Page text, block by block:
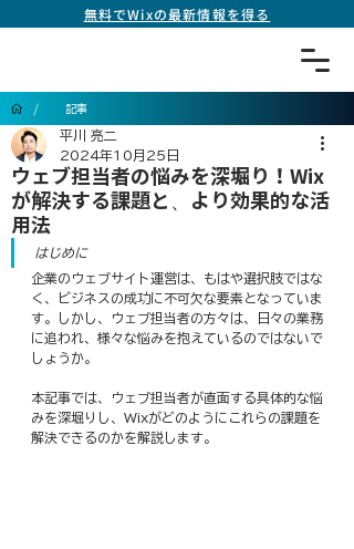
無料でWixの最新情報を得る
/ 記事
ウェブ担当者の悩みを深堀り！Wix
が解決する課題と、より効果的な活
用法
平川 亮二
2024年10月25日
はじめに
企業のウェブサイト運営は、もはや選択肢ではな
く、ビジネスの成功に不可欠な要素となっていま
す。しかし、ウェブ担当者の方々は、日々の業務
に追われ、様々な悩みを抱えているのではないで
しょうか。
本記事では、ウェブ担当者が直面する具体的な悩
みを深堀りし、Wixがどのようにこれらの課題を
解決できるのかを解説します。